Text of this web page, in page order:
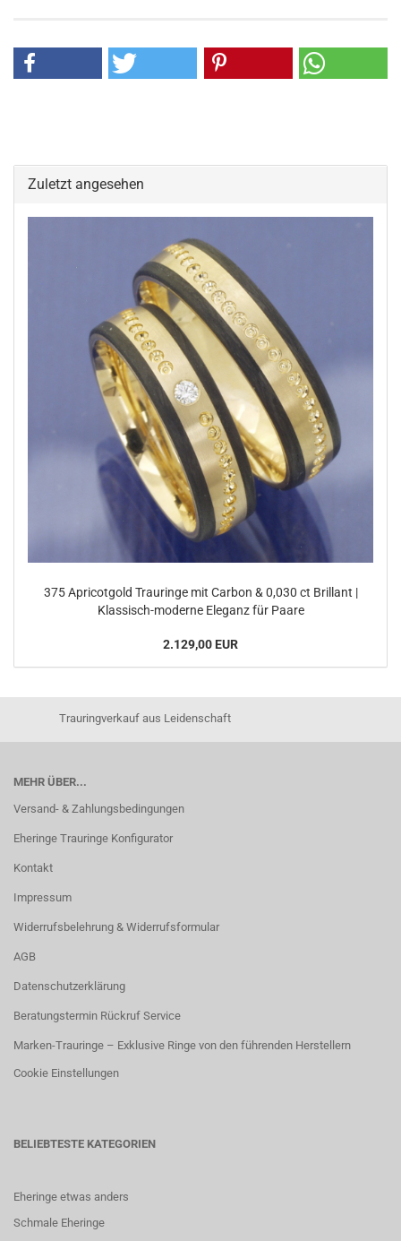
Zuletzt angesehen
375 Apricotgold Trauringe mit Carbon & 0,030 ct Brillant |
Klassisch-moderne Eleganz für Paare
2.129,00 EUR
Trauringverkauf aus Leidenschaft
MEHR ÜBER...
Versand- & Zahlungsbedingungen
Eheringe Trauringe Konfigurator
Kontakt
Impressum
Widerrufsbelehrung & Widerrufsformular
AGB
Datenschutzerklärung
Beratungstermin Rückruf Service
Marken-Trauringe – Exklusive Ringe von den führenden Herstellern
Cookie Einstellungen
BELIEBTESTE KATEGORIEN
Eheringe etwas anders
Schmale Eheringe